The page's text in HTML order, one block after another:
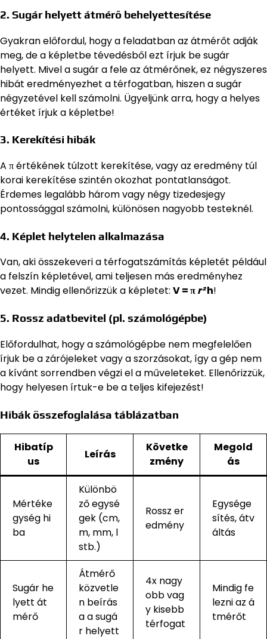
2. Sugár helyett átmérő behelyettesítése
Gyakran előfordul, hogy a feladatban az átmérőt adják
meg, de a képletbe tévedésből ezt írjuk be sugár
helyett. Mivel a sugár a fele az átmérőnek, ez négyszeres
hibát eredményezhet a térfogatban, hiszen a sugár
négyzetével kell számolni. Ügyeljünk arra, hogy a helyes
értéket írjuk a képletbe!
3. Kerekítési hibák
A π értékének túlzott kerekítése, vagy az eredmény túl
korai kerekítése szintén okozhat pontatlanságot.
Érdemes legalább három vagy négy tizedesjegy
pontossággal számolni, különösen nagyobb testeknél.
4. Képlet helytelen alkalmazása
Van, aki összekeveri a térfogatszámítás képletét például
a felszín képletével, ami teljesen más eredményhez
vezet. Mindig ellenőrizzük a képletet: V = πr²h!
5. Rossz adatbevitel (pl. számológépbe)
Előfordulhat, hogy a számológépbe nem megfelelően
írjuk be a zárójeleket vagy a szorzásokat, így a gép nem
a kívánt sorrendben végzi el a műveleteket. Ellenőrizzük,
hogy helyesen írtuk-e be a teljes kifejezést!
Hibák összefoglalása táblázatban
Hibatíp
us
Leírás
Követke
zmény
Megold
ás
Mértéke
gység hi
ba
Különbö
ző egysé
gek (cm,
m, mm, l
stb.)
Rossz er
edmény
Egysége
sítés, átv
áltás
Sugár he
lyett át
mérő
Átmérő
közvetle
n beírás
a a sugá
r helyett
4x nagy
obb vag
y kisebb
térfogat
Mindig fe
lezni az á
tmérőt